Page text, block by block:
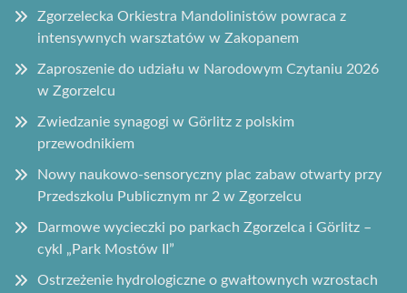
Zgorzelecka Orkiestra Mandolinistów powraca z
intensywnych warsztatów w Zakopanem
Zaproszenie do udziału w Narodowym Czytaniu 2026
w Zgorzelcu
Zwiedzanie synagogi w Görlitz z polskim
przewodnikiem
Nowy naukowo-sensoryczny plac zabaw otwarty przy
Przedszkolu Publicznym nr 2 w Zgorzelcu
Darmowe wycieczki po parkach Zgorzelca i Görlitz –
cykl „Park Mostów II”
Ostrzeżenie hydrologiczne o gwałtownych wzrostach